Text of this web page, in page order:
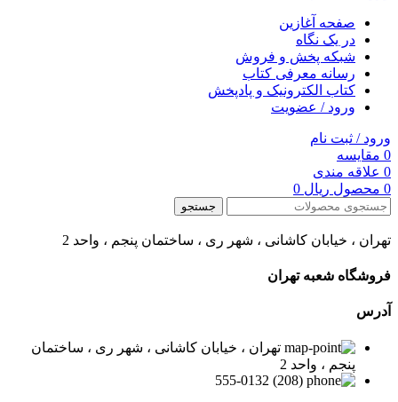
صفحه آغازین
در یک نگاه
شبکه پخش و فروش
رسانه معرفی کتاب
کتاب الکترونیک و پادپخش
ورود / عضویت
ورود / ثبت نام
0 مقایسه
0 علاقه مندی
0 محصول ریال
جستجو
تهران ، خیابان کاشانی ، شهر ری ، ساختمان پنجم ، واحد 2
فروشگاه شعبه تهران
آدرس
تهران ، خیابان کاشانی ، شهر ری ، ساختمان
پنجم ، واحد 2
(208) 555-0132